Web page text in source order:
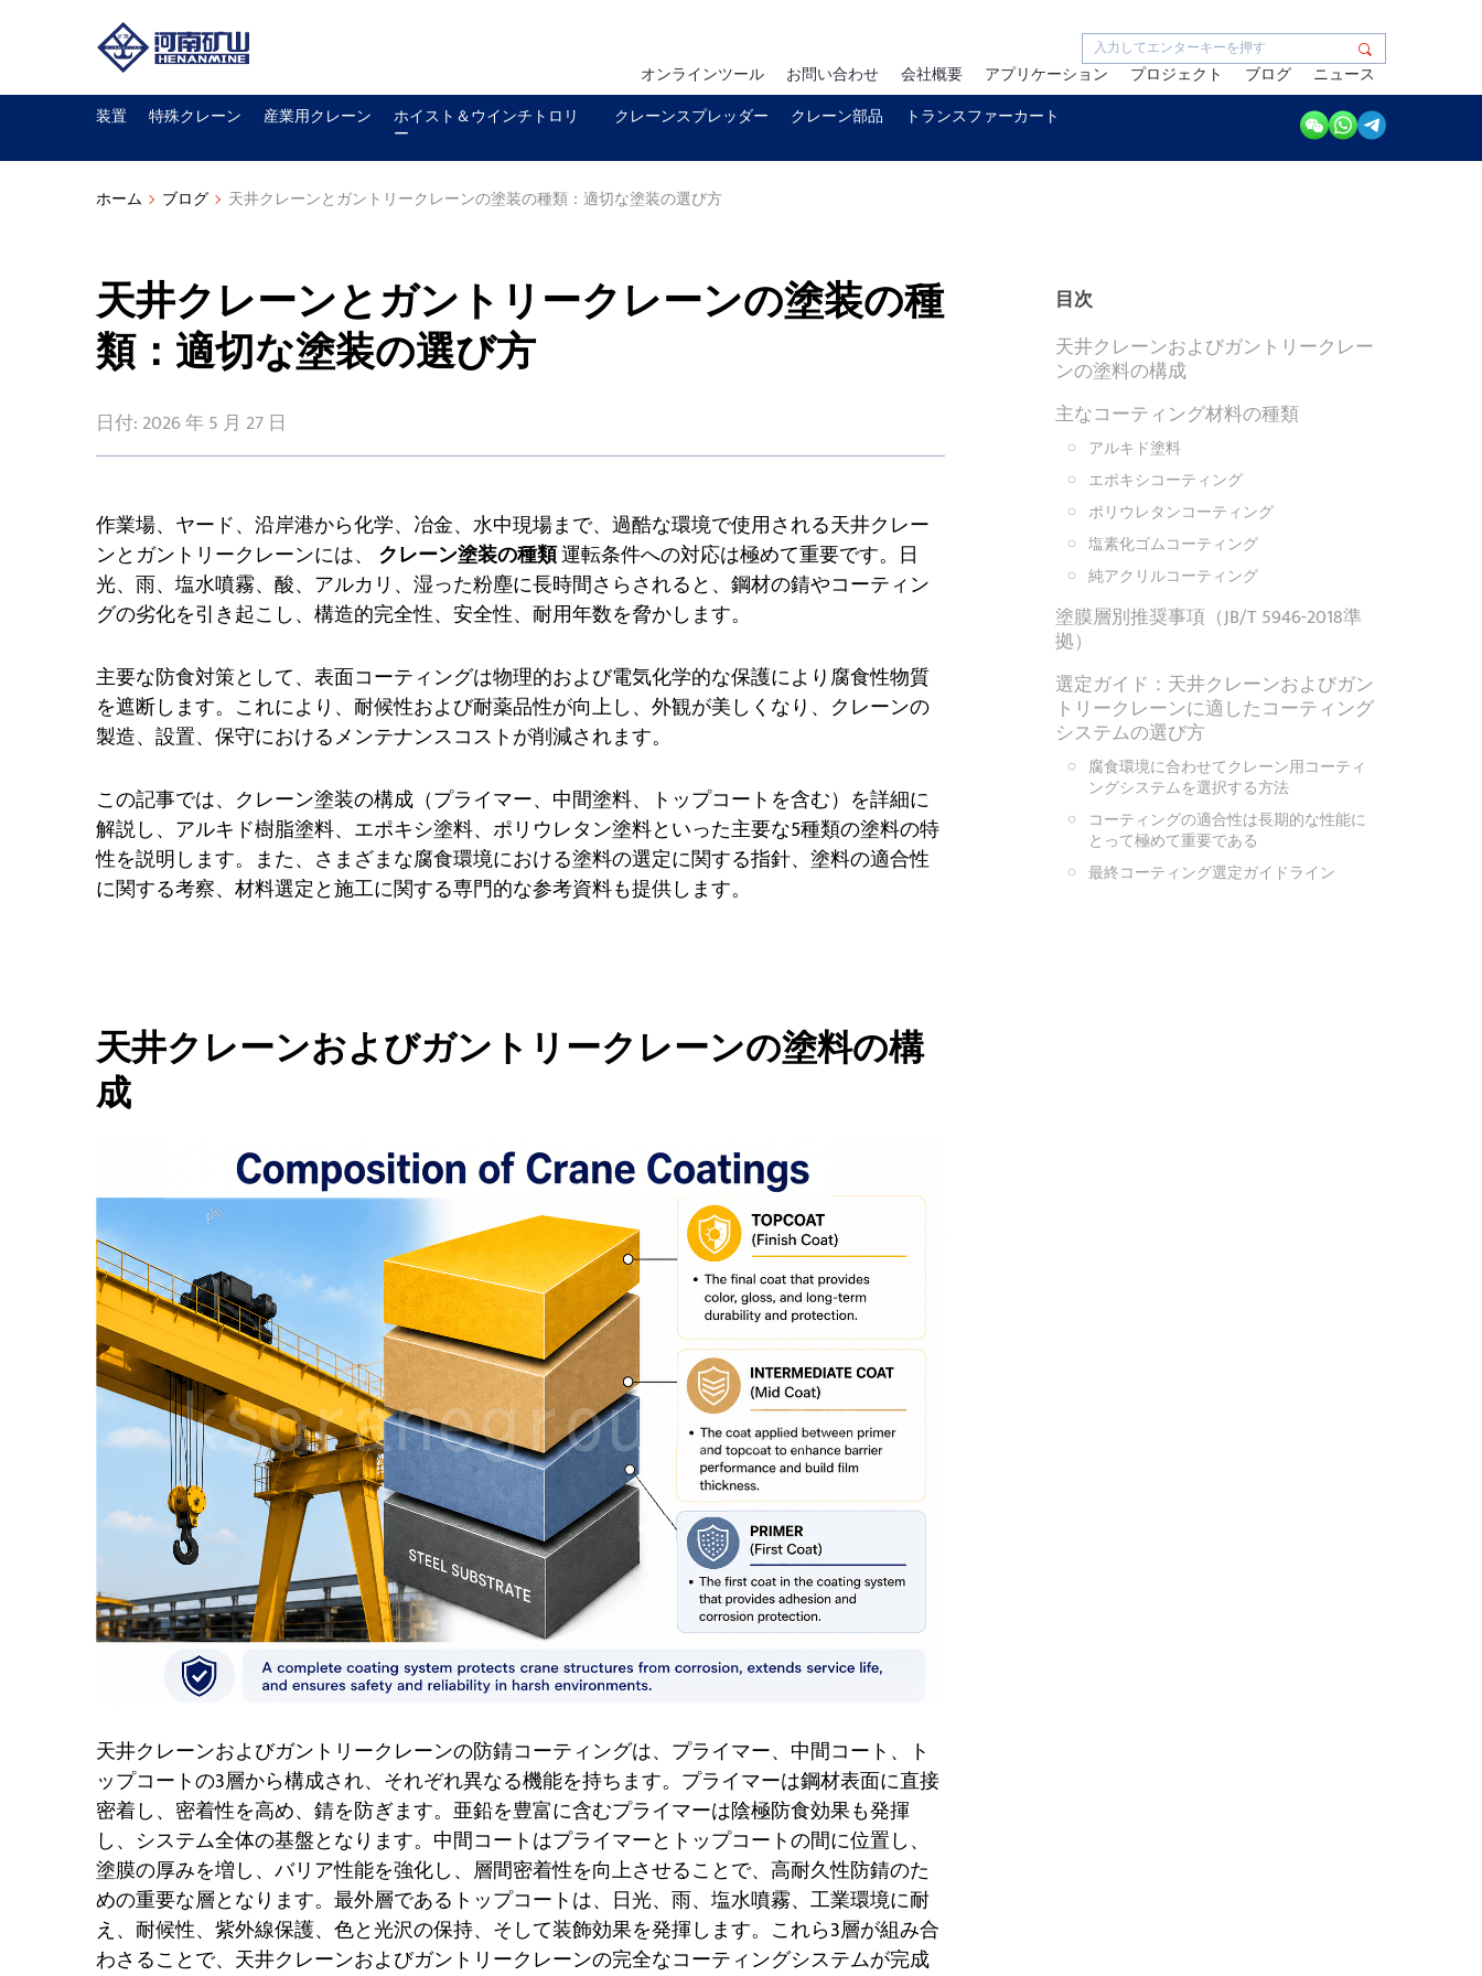
オンラインツール お問い合わせ 会社概要 アプリケーション プロジェクト ブログ
ニュース
装置
特殊クレーン 産業用クレーン ホイスト＆ウインチトロリ
ー
クレーンスプレッダー クレーン部品 トランスファーカート
ホーム ブログ 天井クレーンとガントリークレーンの塗装の種類：適切な塗装の選び方
天井クレーンとガントリークレーンの塗装の種
類：適切な塗装の選び方
日付: 2026 年 5 月 27 日
目次
天井クレーンおよびガントリークレー
ンの塗料の構成
主なコーティング材料の種類
アルキド塗料
エポキシコーティング
ポリウレタンコーティング
塩素化ゴムコーティング
純アクリルコーティング
塗膜層別推奨事項（JB/T 5946-2018準
拠）
選定ガイド：天井クレーンおよびガン
トリークレーンに適したコーティング
システムの選び方
腐食環境に合わせてクレーン用コーティ
ングシステムを選択する方法
コーティングの適合性は長期的な性能に
とって極めて重要である
最終コーティング選定ガイドライン
作業場、ヤード、沿岸港から化学、冶金、水中現場まで、過酷な環境で使用される天井クレー
ンとガントリークレーンには、 クレーン塗装の種類運転条件への対応は極めて重要です。日
光、雨、塩水噴霧、酸、アルカリ、湿った粉塵に長時間さらされると、鋼材の錆やコーティン
グの劣化を引き起こし、構造的完全性、安全性、耐用年数を脅かします。
主要な防食対策として、表面コーティングは物理的および電気化学的な保護により腐食性物質
を遮断します。これにより、耐候性および耐薬品性が向上し、外観が美しくなり、クレーンの
製造、設置、保守におけるメンテナンスコストが削減されます。
この記事では、クレーン塗装の構成（プライマー、中間塗料、トップコートを含む）を詳細に
解説し、アルキド樹脂塗料、エポキシ塗料、ポリウレタン塗料といった主要な5種類の塗料の特
性を説明します。また、さまざまな腐食環境における塗料の選定に関する指針、塗料の適合性
に関する考察、材料選定と施工に関する専門的な参考資料も提供します。
天井クレーンおよびガントリークレーンの塗料の構
成
天井クレーンおよびガントリークレーンの防錆コーティングは、プライマー、中間コート、ト
ップコートの3層から構成され、それぞれ異なる機能を持ちます。プライマーは鋼材表面に直接
密着し、密着性を高め、錆を防ぎます。亜鉛を豊富に含むプライマーは陰極防食効果も発揮
し、システム全体の基盤となります。中間コートはプライマーとトップコートの間に位置し、
塗膜の厚みを増し、バリア性能を強化し、層間密着性を向上させることで、高耐久性防錆のた
めの重要な層となります。最外層であるトップコートは、日光、雨、塩水噴霧、工業環境に耐
え、耐候性、紫外線保護、色と光沢の保持、そして装飾効果を発揮します。これら3層が組み合
わさることで、天井クレーンおよびガントリークレーンの完全なコーティングシステムが完成